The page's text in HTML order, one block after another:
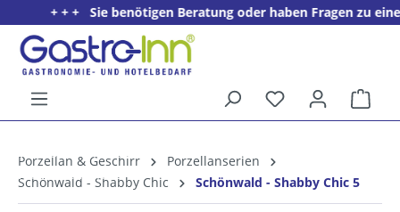
springen
+ + + Sie benötigen Beratung oder haben Fragen zu
Willkommens­rabatt**
für neue Kunden
Porzellan & Geschirr
Porzellanserien
Schönwald - Shabby Chic
Schönwald - Shabby Chic 5